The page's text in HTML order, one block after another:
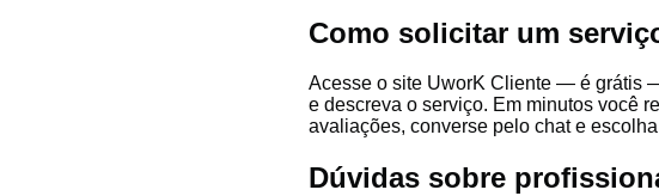
Como solicitar um
Acesse o site UworK Cliente — é grátis
e descreva o serviço. Em minutos você
avaliações, converse pelo chat e
Dúvidas sobre